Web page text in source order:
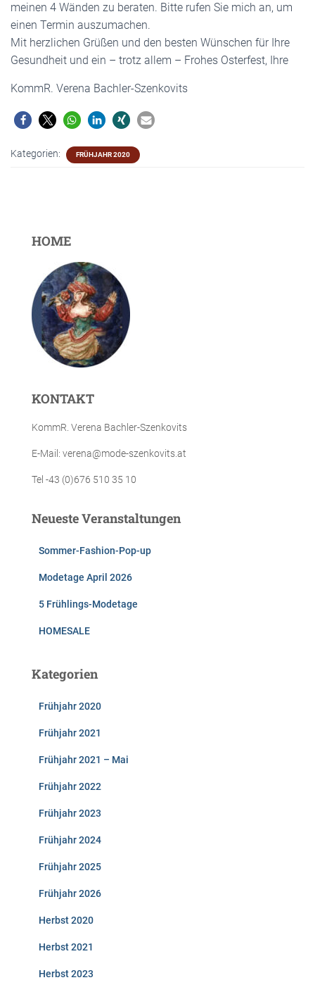
meinen 4 Wänden zu beraten. Bitte rufen Sie mich an, um
einen Termin auszumachen.
Mit herzlichen Grüßen und den besten Wünschen für Ihre
Gesundheit und ein – trotz allem – Frohes Osterfest, Ihre
KommR. Verena Bachler-Szenkovits
Kategorien: FRÜHJAHR 2020
HOME
KONTAKT
KommR. Verena Bachler-Szenkovits
E-Mail: verena@mode-szenkovits.at
Tel -43 (0)676 510 35 10
Neueste Veranstaltungen
Sommer-Fashion-Pop-up
Modetage April 2026
5 Frühlings-Modetage
HOMESALE
Kategorien
Frühjahr 2020
Frühjahr 2021
Frühjahr 2021 – Mai
Frühjahr 2022
Frühjahr 2023
Frühjahr 2024
Frühjahr 2025
Frühjahr 2026
Herbst 2020
Herbst 2021
Herbst 2023